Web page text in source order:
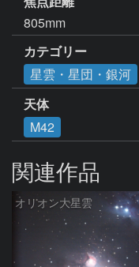
805mm
カテゴリー
星雲・星団・銀河
天体
M42
関連作品
オリオン大星雲